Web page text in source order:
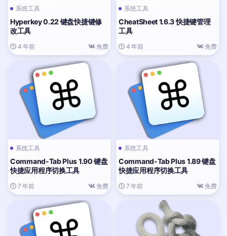
系统工具
Hyperkey 0.22 键盘快捷键修
改工具
4 年前 免费
系统工具
CheatSheet 1.6.3 快捷键管理
工具
4 年前 免费
系统工具
Command-Tab Plus 1.90 键盘
快捷应用程序切换工具
7 年前 免费
系统工具
Command-Tab Plus 1.89 键盘
快捷应用程序切换工具
7 年前 免费